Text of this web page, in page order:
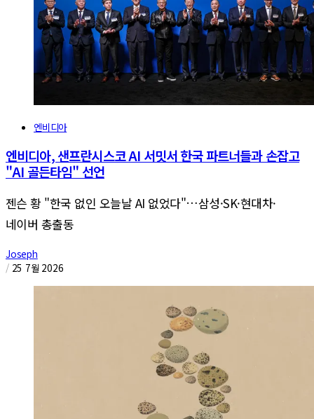
엔비디아
엔비디아, 샌프란시스코 AI 서밋서 한국 파트너들과 손잡고
"AI 골든타임" 선언
젠슨 황 "한국 없인 오늘날 AI 없었다"…삼성·SK·현대차·
네이버 총출동
Joseph
/ 25 7월 2026